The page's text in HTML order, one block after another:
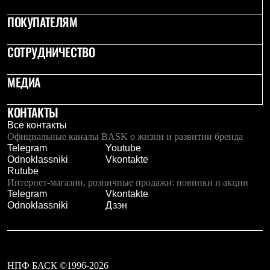
Футболки
Толстовки
Брюки
Термобелье
Среднее термобелье
Легкое термобелье
Куртки
Брюки
Детская одежда
Утепленная пухом
Комбинезоны
Куртки
Брюки
Утепленная синтетикой
Комбинезоны
Толстовки
ПОКУПАТЕЛЯМ
СОТРУДНИЧЕСТВО
МЕДИА
КОНТАКТЫ
Все контакты
Официальные каналы BASK о жизни и развитии бренда
Telegram
Youtube
Odnoklassniki
Vkontakte
Rutube
Интернет-магазин, розничные продажи: новинки и акции
Telegram
Vkontakte
Odnoklassniki
Дзэн
НПФ БАСК ©1996-2026